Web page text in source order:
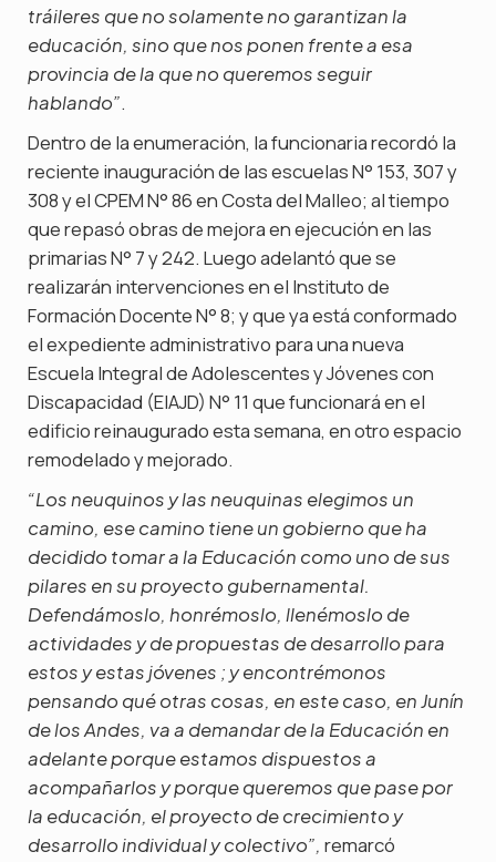
tráileres que no solamente no garantizan la
educación, sino que nos ponen frente a esa
provincia de la que no queremos seguir
hablando”.
Dentro de la enumeración, la funcionaria recordó la
reciente inauguración de las escuelas N° 153, 307 y
308 y el CPEM N° 86 en Costa del Malleo; al tiempo
que repasó obras de mejora en ejecución en las
primarias N° 7 y 242. Luego adelantó que se
realizarán intervenciones en el Instituto de
Formación Docente N° 8; y que ya está conformado
el expediente administrativo para una nueva
Escuela Integral de Adolescentes y Jóvenes con
Discapacidad (EIAJD) N° 11 que funcionará en el
edificio reinaugurado esta semana, en otro espacio
remodelado y mejorado.
“Los neuquinos y las neuquinas elegimos un
camino, ese camino tiene un gobierno que ha
decidido tomar a la Educación como uno de sus
pilares en su proyecto gubernamental.
Defendámoslo, honrémoslo, llenémoslo de
actividades y de propuestas de desarrollo para
estos y estas jóvenes ; y encontrémonos
pensando qué otras cosas, en este caso, en Junín
de los Andes, va a demandar de la Educación en
adelante porque estamos dispuestos a
acompañarlos y porque queremos que pase por
la educación, el proyecto de crecimiento y
desarrollo individual y colectivo”, remarcó